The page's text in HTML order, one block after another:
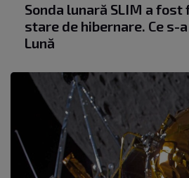
Sonda lunară SLIM a
stare de hibernare. Ce s-
Lună